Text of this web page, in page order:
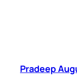
Pradeep